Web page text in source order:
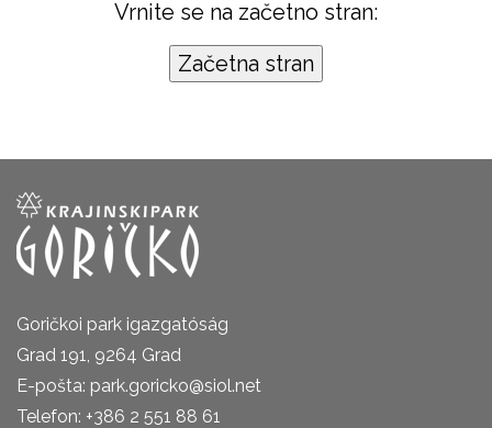
Vrnite se na začetno stran:
Goričkoi park igazgatóság
Grad 191, 9264 Grad
E-pošta: park.goricko@siol.net
Telefon: +386 2 551 88 61